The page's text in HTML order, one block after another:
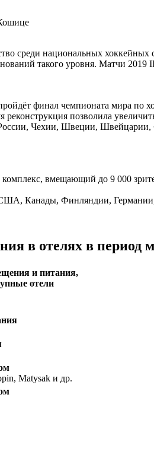
среди национальных
такого уровня. Матчи
финал чемпионата мира по
реконструкция позволила
Чехии, Швеции,
вмещающий до 9 000
США, Канады, Финляндии,
в отелях в период
и питания,
отели
Matysak и др.